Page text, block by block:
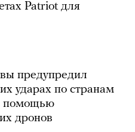
Patriot для
предупредил
ударах по странам
помощью
дронов